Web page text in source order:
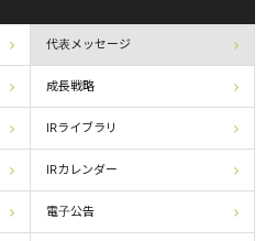
代表メッセージ
成長戦略
IRライブラリ
IRカレンダー
電子公告